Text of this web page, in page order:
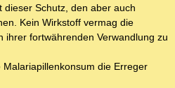
dieser Schutz, den aber auch
Kein Wirkstoff vermag die
ihrer fortwährenden Verwandlung zu
die Erreger